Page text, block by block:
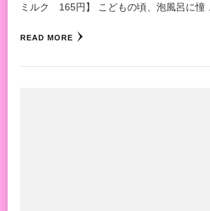
ミルク 165円】 こどもの頃、泡風呂に憧
READ MORE